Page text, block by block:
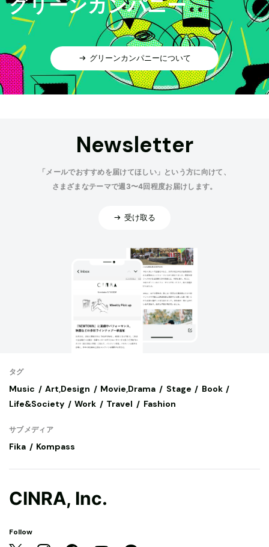
グリーンカンパニー
グリーンカンパニーについて
Newsletter
「メールでおすすめを届けてほしい」という方に向けて、
さまざまなテーマで週3〜4回程度お届けします。
受け取る
タグ
Music Art,Design Movie,Drama Stage
Book
Life&Society
Work Travel Fashion
サブメディア
Fika Kompass
CINRA, Inc.
Follow